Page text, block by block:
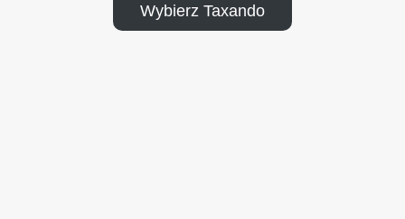
Wybierz Taxando